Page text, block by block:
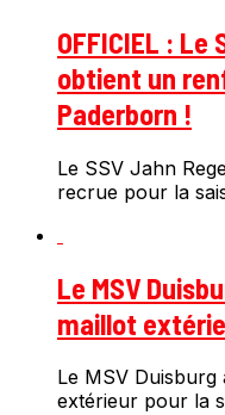
OFFICIEL : Le
obtient un
Paderborn !
Le SSV Jahn
recrue pour la
Le MSV
maillot
Le MSV
extérieur pour la